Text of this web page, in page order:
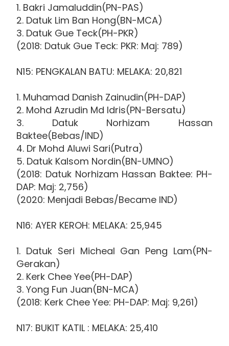
1. Bakri Jamaluddin(PN-PAS)
2. Datuk Lim Ban Hong(BN-MCA)
3. Datuk Gue Teck(PH-PKR)
(2018: Datuk Gue Teck: PKR: Maj: 789)
N15: PENGKALAN BATU: MELAKA: 20,821
1. Muhamad Danish Zainudin(PH-DAP)
2. Mohd Azrudin Md Idris(PN-Bersatu)
3. Datuk Norhizam Hassan
Baktee(Bebas/IND)
4. Dr Mohd Aluwi Sari(Putra)
5. Datuk Kalsom Nordin(BN-UMNO)
(2018: Datuk Norhizam Hassan Baktee: PH-
DAP: Maj: 2,756)
(2020: Menjadi Bebas/Became IND)
N16: AYER KEROH: MELAKA: 25,945
1. Datuk Seri Micheal Gan Peng Lam(PN-
Gerakan)
2. Kerk Chee Yee(PH-DAP)
3. Yong Fun Juan(BN-MCA)
(2018: Kerk Chee Yee: PH-DAP: Maj: 9,261)
N17: BUKIT KATIL : MELAKA: 25,410